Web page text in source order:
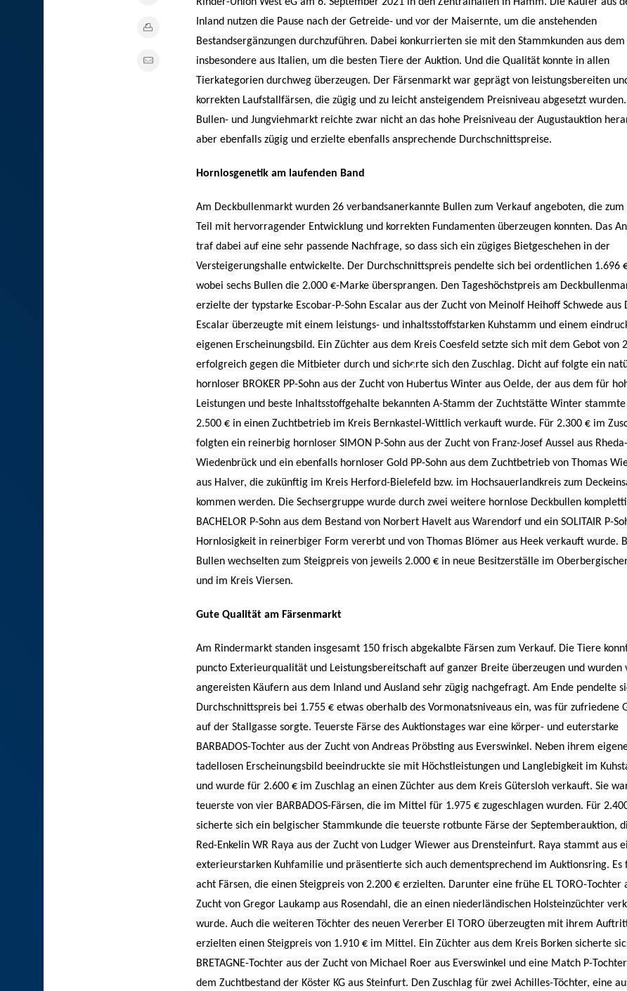
Inland nutzen die Pause nach der Getreide- und vor der Maisernte, um die anstehenden
Bestandsergänzungen durchzuführen. Dabei konkurrierten sie mit den Stammkunden aus dem
insbesondere aus Italien, um die besten Tiere der Auktion. Und die Qualität konnte in allen
Tierkategorien durchweg überzeugen. Der Färsenmarkt war geprägt von leistungsbereiten
korrekten Laufstallfärsen, die zügig und zu leicht ansteigendem Preisniveau abgesetzt
Bullen- und Jungviehmarkt reichte zwar nicht an das hohe Preisniveau der Augustauktion
aber ebenfalls zügig und erzielte ebenfalls ansprechende Durchschnittspreise.
Hornlosgenetik am laufenden Band
Am Deckbullenmarkt wurden 26 verbandsanerkannte Bullen zum Verkauf angeboten, die
Teil mit hervorragender Entwicklung und korrekten Fundamenten überzeugen konnten. Das
traf dabei auf eine sehr passende Nachfrage, so dass sich ein zügiges Bietgeschehen in der
Versteigerungshalle entwickelte. Der Durchschnittspreis pendelte sich bei ordentlichen 1.696
wobei sechs Bullen die 2.000 €-Marke übersprangen. Den Tageshöchstpreis am
erzielte der typstarke Escobar-P-Sohn Escalar aus der Zucht von Meinolf Heihoff Schwede aus
Escalar überzeugte mit einem leistungs- und inhaltsstoffstarken Kuhstamm und einem
eigenen Erscheinungsbild. Ein Züchter aus dem Kreis Coesfeld setzte sich mit dem Gebot von
erfolgreich gegen die Mitbieter durch und sicherte sich den Zuschlag. Dicht auf folgte ein
hornloser BROKER PP-Sohn aus der Zucht von Hubertus Winter aus Oelde, der aus dem für
Leistungen und beste Inhaltsstoffgehalte bekannten A-Stamm der Zuchtstätte Winter
2.500 € in einen Zuchtbetrieb im Kreis Bernkastel-Wittlich verkauft wurde. Für 2.300 € im
folgten ein reinerbig hornloser SIMON P-Sohn aus der Zucht von Franz-Josef Aussel aus Rheda-
Wiedenbrück und ein ebenfalls hornloser Gold PP-Sohn aus dem Zuchtbetrieb von Thomas
aus Halver, die zukünftig im Kreis Herford-Bielefeld bzw. im Hochsauerlandkreis zum
kommen werden. Die Sechsergruppe wurde durch zwei weitere hornlose Deckbullen
BACHELOR P-Sohn aus dem Bestand von Norbert Havelt aus Warendorf und ein SOLITAIR P-
Hornlosigkeit in reinerbiger Form vererbt und von Thomas Blömer aus Heek verkauft wurde.
Bullen wechselten zum Steigpreis von jeweils 2.000 € in neue Besitzerställe im
und im Kreis Viersen.
Gute Qualität am Färsenmarkt
Am Rindermarkt standen insgesamt 150 frisch abgekalbte Färsen zum Verkauf. Die Tiere
puncto Exterieurqualität und Leistungsbereitschaft auf ganzer Breite überzeugen und wurden
angereisten Käufern aus dem Inland und Ausland sehr zügig nachgefragt. Am Ende pendelte
Durchschnittspreis bei 1.755 € etwas oberhalb des Vormonatsniveaus ein, was für zufriedene
auf der Stallgasse sorgte. Teuerste Färse des Auktionstages war eine körper- und euterstarke
BARBADOS-Tochter aus der Zucht von Andreas Pröbsting aus Everswinkel. Neben ihrem
tadellosen Erscheinungsbild beeindruckte sie mit Höchstleistungen und Langlebigkeit im
und wurde für 2.600 € im Zuschlag an einen Züchter aus dem Kreis Gütersloh verkauft. Sie
teuerste von vier BARBADOS-Färsen, die im Mittel für 1.975 € zugeschlagen wurden. Für
sicherte sich ein belgischer Stammkunde die teuerste rotbunte Färse der Septemberauktion,
Red-Enkelin WR Raya aus der Zucht von Ludger Wiewer aus Drensteinfurt. Raya stammt aus
exterieurstarken Kuhfamilie und präsentierte sich auch dementsprechend im Auktionsring. Es
acht Färsen, die einen Steigpreis von 2.200 € erzielten. Darunter eine frühe EL TORO-Tochter
Zucht von Gregor Laukamp aus Rosendahl, die an einen niederländischen Holsteinzüchter
wurde. Auch die weiteren Töchter des neuen Vererber El TORO überzeugten mit ihrem
erzielten einen Steigpreis von 1.910 € im Mittel. Ein Züchter aus dem Kreis Borken sicherte
BRETAGNE-Tochter aus der Zucht von Michael Roer aus Everswinkel und eine Match P-
dem Zuchtbestand der Köster KG aus Steinfurt. Den Zuschlag für zwei Achilles-Töchter, eine